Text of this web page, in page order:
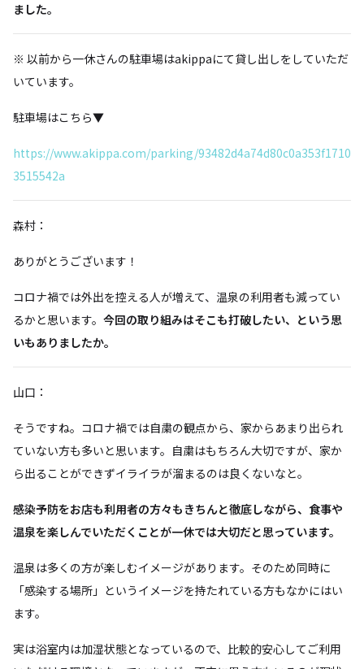
ました。
※ 以前から一休さんの駐車場はakippaにて貸し出しをしていただ
いています。
駐車場はこちら▼
https://www.akippa.com/parking/93482d4a74d80c0a353f1710
3515542a
森村：
ありがとうございます！
コロナ禍では外出を控える人が増えて、温泉の利用者も減ってい
るかと思います。 今回の取り組みはそこも打破したい、という思
いもありましたか。
山口：
そうですね。コロナ禍では自粛の観点から、家からあまり出られ
ていない方も多いと思います。自粛はもちろん大切ですが、家か
ら出ることができずイライラが溜まるのは良くないなと。
感染予防をお店も利用者の方々もきちんと徹底しながら、食事や
温泉を楽しんでいただくことが一休では大切だと思っています。
温泉は多くの方が楽しむイメージがあります。そのため同時に
「感染する場所」というイメージを持たれている方もなかにはい
ます。
実は浴室内は加湿状態となっているので、比較的安心してご利用